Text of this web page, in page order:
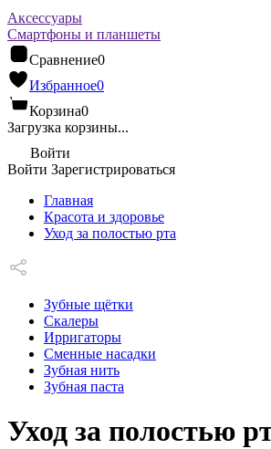
Аксессуары
Смартфоны и планшеты
Сравнение0
Избранное0
Корзина0
Загрузка корзины...
Войти
Войти Зарегистрироваться
Главная
Красота и здоровье
Уход за полостью рта
Зубные щётки
Скалеры
Ирригаторы
Сменные насадки
Зубная нить
Зубная паста
Уход за полостью